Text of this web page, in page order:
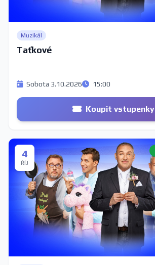
Muzikál
Taťkové
Sobota 3.10.2026 15:00
Koupit vstupenky
4
ŘÍJ